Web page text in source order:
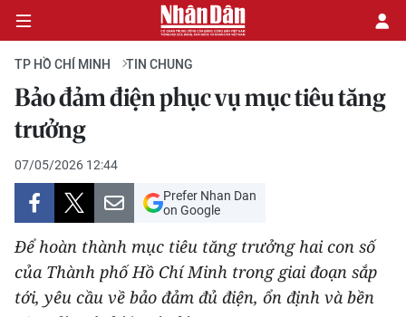
CHÍNH TRỊ
KINH TẾ
VĂN HÓA
XÃ HỘI
PHÁP LUẬT
TP HỒ CHÍ MINH TIN CHUNG
Bảo đảm điện phục vụ mục tiêu tăng
trưởng
07/05/2026 12:44
Prefer Nhan Dan
on Google
Để hoàn thành mục tiêu tăng trưởng hai con số
của Thành phố Hồ Chí Minh trong giai đoạn sắp
tới, yêu cầu về bảo đảm đủ điện, ổn định và bền